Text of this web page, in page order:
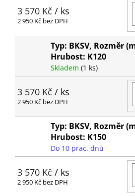
3 570 Kč / ks
2 950 Kč bez DPH
Typ: BKSV, Rozměr
Hrubost: K120
Skladem (1 ks)
3 570 Kč / ks
2 950 Kč bez DPH
Typ: BKSV, Rozměr
Hrubost: K150
Do 10 prac. dnů
3 570 Kč / ks
2 950 Kč bez DPH